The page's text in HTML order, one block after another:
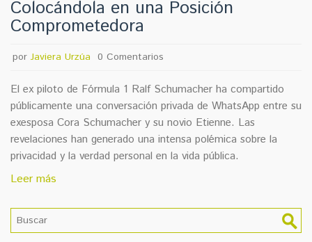
Colocándola en una Posición
Comprometedora
por Javiera Urzúa 0 Comentarios
El ex piloto de Fórmula 1 Ralf Schumacher ha compartido
públicamente una conversación privada de WhatsApp entre su
exesposa Cora Schumacher y su novio Etienne. Las
revelaciones han generado una intensa polémica sobre la
privacidad y la verdad personal en la vida pública.
Leer más